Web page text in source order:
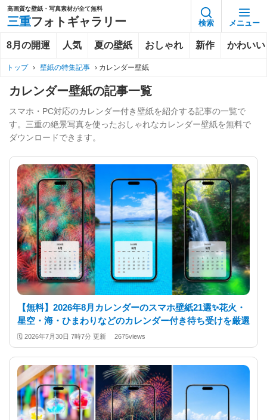
高画質な壁紙・写真素材が全て無料
三重フォトギャラリー 検索 メニュー
8月の開運 人気 夏の壁紙 おしゃれ 新作 かわいい
トップ › 壁紙の特集記事 › カレンダー壁紙
カレンダー壁紙の記事一覧
スマホ・PC対応のカレンダー付き壁紙を紹介する記事の一覧で
す。三重の絶景写真を使ったおしゃれなカレンダー壁紙を無料で
ダウンロードできます。
【無料】2026年8月カレンダーのスマホ壁紙21選✨️花火・
星空・海・ひまわりなどのカレンダー付き待ち受けを厳選
🗓️ 2026年7月30日 7時7分 更新 2675views